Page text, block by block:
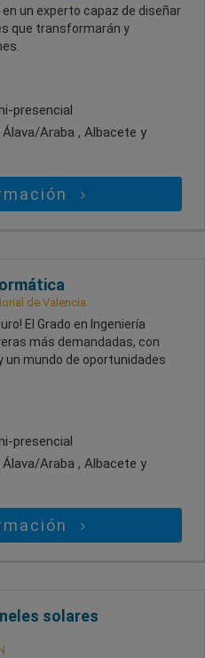
un experto capaz de diseñar
que transformarán y
presencial
Araba , Albacete y
de Valencia
El Grado en Ingeniería
más demandadas, con
un mundo de oportunidades
presencial
Araba , Albacete y
solares